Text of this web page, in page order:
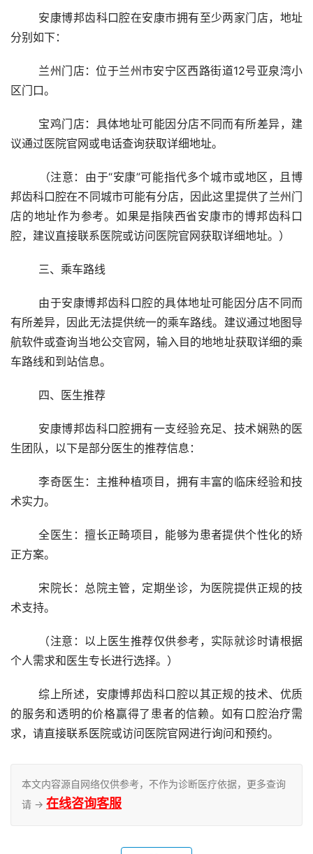
分别如下：
区门口。
议通过医院官网或电话查询获取详细地址。
邦齿科口腔在不同城市可能有分店，因此这里提供了兰州门
店的地址作为参考。如果是指陕西省安康市的博邦齿科口
腔，建议直接联系医院或访问医院官网获取详细地址。）
	三、乘车路线
有所差异，因此无法提供统一的乘车路线。建议通过地图导
航软件或查询当地公交官网，输入目的地地址获取详细的乘
车路线和到站信息。
	四、医生推荐
生团队，以下是部分医生的推荐信息：
	李奇医生：主推种植项目，拥有丰富的临床经验和技
术实力。
	全医生：擅长正畸项目，能够为患者提供个性化的矫
正方案。
术支持。
个人需求和医生专长进行选择。）
	综上所述，安康博邦齿科口腔以其正规的技术、优质
的服务和透明的价格赢得了患者的信赖。如有口腔治疗需
求，请直接联系医院或访问医院官网进行询问和预约。
本文内容源自网络仅供参考，不作为诊断医疗依据，更多查询
请 → 在线咨询客服